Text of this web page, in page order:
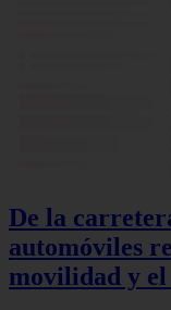
De la
automóviles
movilidad y el